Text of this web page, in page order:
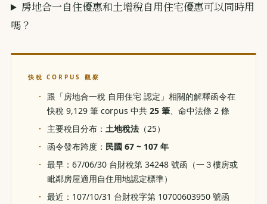
房地合一自住優惠和土增稅自用住宅優惠可以同時用
嗎？
快稅 CORPUS 觀察
跟「房地合一稅 自用住宅 認定」相關的解釋函令在
快稅 9,129 筆 corpus 中共 25 筆、命中法條 2 條
主要稅目分布： 土地稅法 （25）
函令發布跨度： 民國 67 ~ 107 年
最早：67/06/30 台財稅第 34248 號函（一３樓房或
毗鄰房屋適用自住用地認定標準）
最近：107/10/31 台財稅字第 10700603950 號函